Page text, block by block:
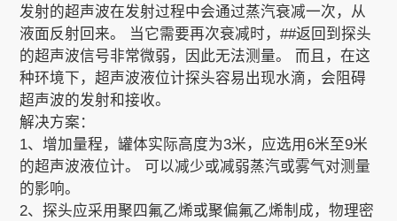
发射的超声波在发射过程中会通过蒸汽衰减一次，从
液面反射回来。 当它需要再次衰减时，##返回到探头
的超声波信号非常微弱，因此无法测量。 而且，在这
种环境下，超声波液位计探头容易出现水滴，会阻碍
超声波的发射和接收。
解决方案：
1、增加量程，罐体实际高度为3米，应选用6米至9米
的超声波液位计。 可以减少或减弱蒸汽或雾气对测量
的影响。
2、探头应采用聚四氟乙烯或聚偏氟乙烯制成，物理密